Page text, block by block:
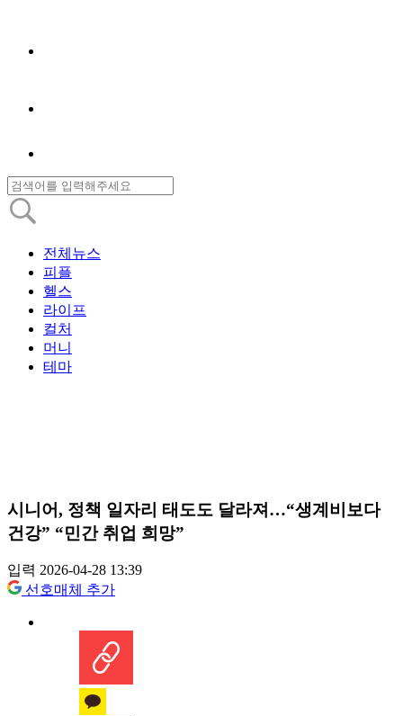
전체뉴스
피플
헬스
라이프
컬처
머니
테마
시니어, 정책 일자리 태도도 달라져…“생계비보다
건강” “민간 취업 희망”
입력 2026-04-28 13:39
선호매체 추가